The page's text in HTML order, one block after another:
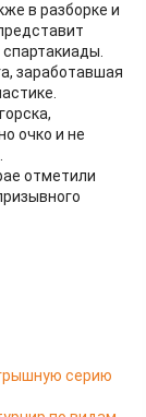
в разборке и
заработавшая
очко и не
отметили
серию